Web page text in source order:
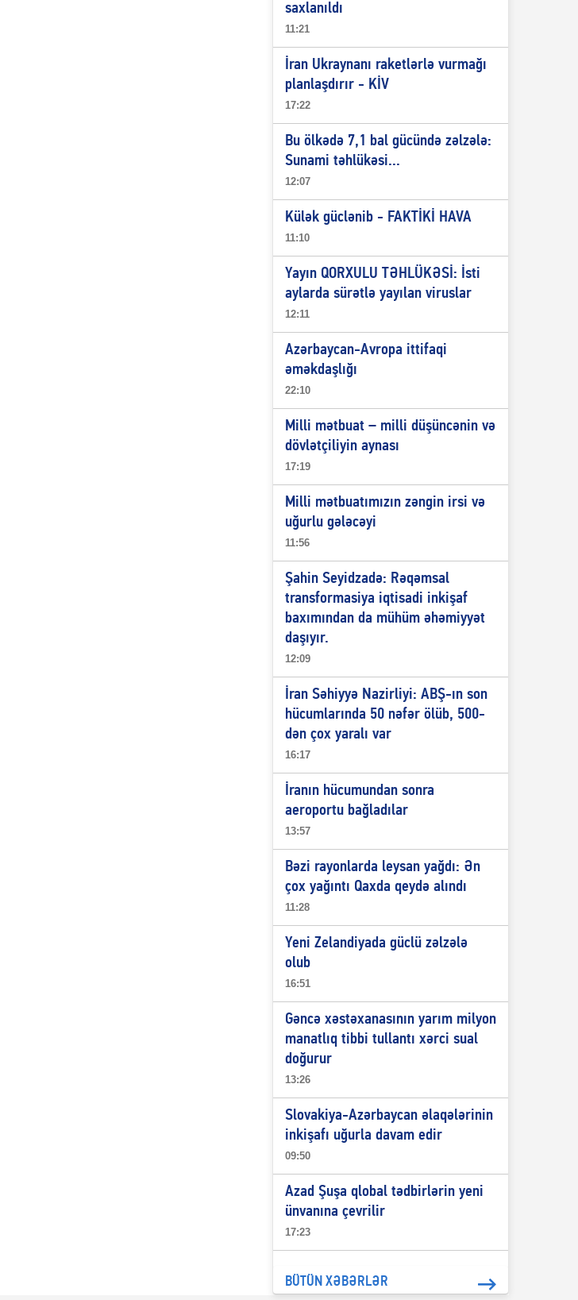
saxlanıldı
11:21
İran Ukraynanı raketlərlə vurmağı
planlaşdırır - KİV
17:22
Bu ölkədə 7,1 bal gücündə zəlzələ:
Sunami təhlükəsi...
12:07
Külək güclənib - FAKTİKİ HAVA
11:10
Yayın QORXULU TƏHLÜKƏSİ: İsti
aylarda sürətlə yayılan viruslar
12:11
Azərbaycan-Avropa ittifaqi
əməkdaşlığı
22:10
Milli mətbuat – milli düşüncənin və
dövlətçiliyin aynası
17:19
Milli mətbuatımızın zəngin irsi və
uğurlu gələcəyi
11:56
Şahin Seyidzadə: Rəqəmsal
transformasiya iqtisadi inkişaf
baxımından da mühüm əhəmiyyət
daşıyır.
12:09
İran Səhiyyə Nazirliyi: ABŞ-ın son
hücumlarında 50 nəfər ölüb, 500-
dən çox yaralı var
16:17
İranın hücumundan sonra
aeroportu bağladılar
13:57
Bəzi rayonlarda leysan yağdı: Ən
çox yağıntı Qaxda qeydə alındı
11:28
Yeni Zelandiyada güclü zəlzələ
olub
16:51
Gəncə xəstəxanasının yarım milyon
manatlıq tibbi tullantı xərci sual
doğurur
13:26
Slovakiya-Azərbaycan əlaqələrinin
inkişafı uğurla davam edir
09:50
Azad Şuşa qlobal tədbirlərin yeni
ünvanına çevrilir
17:23
BÜTÜN XƏBƏRLƏR